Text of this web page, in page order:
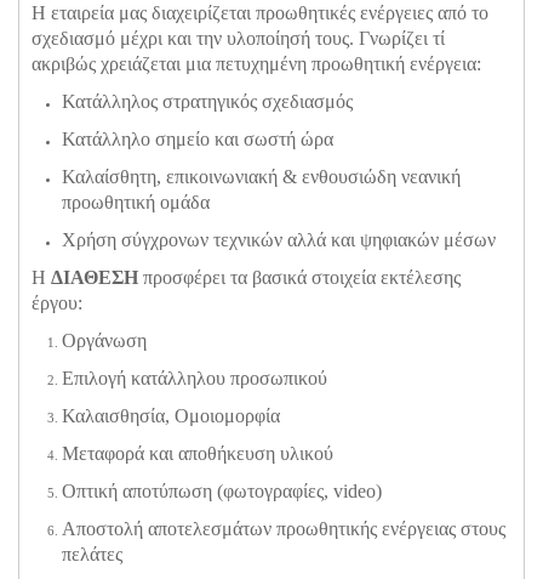
Η εταιρεία μας διαχειρίζεται προωθητικές ενέργειες από το
σχεδιασμό μέχρι και την υλοποίησή τους. Γνωρίζει τί
ακριβώς χρειάζεται μια πετυχημένη προωθητική ενέργεια:
Κατάλληλος στρατηγικός σχεδιασμός
Κατάλληλο σημείο και σωστή ώρα
Καλαίσθητη, επικοινωνιακή & ενθουσιώδη νεανική
προωθητική ομάδα
Χρήση σύγχρονων τεχνικών αλλά και ψηφιακών μέσων
Η ΔΙΑΘΕΣΗ προσφέρει τα βασικά στοιχεία εκτέλεσης
έργου:
Οργάνωση
Επιλογή κατάλληλου προσωπικού
Καλαισθησία, Ομοιομορφία
Μεταφορά και αποθήκευση υλικού
Οπτική αποτύπωση (φωτογραφίες, video)
Αποστολή αποτελεσμάτων προωθητικής ενέργειας στους
πελάτες